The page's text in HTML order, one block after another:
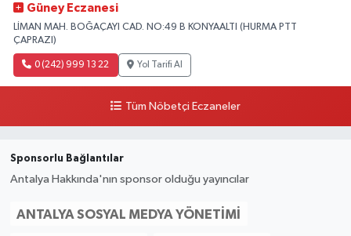
Güney Eczanesi
LİMAN MAH. BOĞAÇAYI CAD. NO:49 B KONYAALTI (HURMA PTT
ÇAPRAZI)
0 (242) 999 13 22 Yol Tarifi Al
Tüm Nöbetçi Eczaneler
Sponsorlu Bağlantılar
Antalya Hakkında'nın sponsor olduğu yayıncılar
ANTALYA SOSYAL MEDYA YÖNETIMI